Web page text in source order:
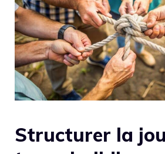
Structurer la